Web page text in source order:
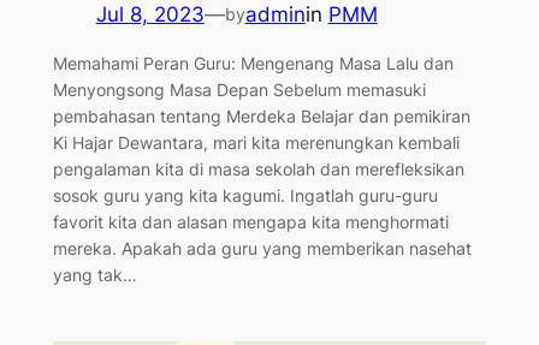
Jul 8, 2023—byadminin PMM
Memahami Peran Guru: Mengenang Masa Lalu dan
Menyongsong Masa Depan Sebelum memasuki
pembahasan tentang Merdeka Belajar dan pemikiran
Ki Hajar Dewantara, mari kita merenungkan kembali
pengalaman kita di masa sekolah dan merefleksikan
sosok guru yang kita kagumi. Ingatlah guru-guru
favorit kita dan alasan mengapa kita menghormati
mereka. Apakah ada guru yang memberikan nasehat
yang tak…